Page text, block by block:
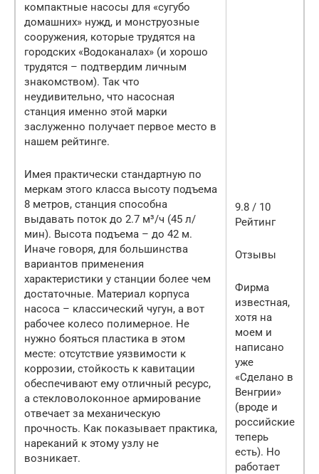
компактные насосы для «сугубо
домашних» нужд, и монструозные
сооружения, которые трудятся на
городских «Водоканалах» (и хорошо
трудятся – подтвердим личным
знакомством). Так что
неудивительно, что насосная
станция именно этой марки
заслуженно получает первое место в
нашем рейтинге.
Имея практически стандартную по
меркам этого класса высоту подъема
8 метров, станция способна
выдавать поток до 2.7 м³/ч (45 л/
мин). Высота подъема – до 42 м.
Иначе говоря, для большинства
вариантов применения
характеристики у станции более чем
достаточные. Материал корпуса
насоса – классический чугун, а вот
рабочее колесо полимерное. Не
нужно бояться пластика в этом
месте: отсутствие уязвимости к
коррозии, стойкость к кавитации
обеспечивают ему отличный ресурс,
а стекловолоконное армирование
отвечает за механическую
прочность. Как показывает практика,
нареканий к этому узлу не
возникает.
9.8 / 10
Рейтинг
Отзывы
Фирма
известная,
хотя на
моем и
написано
уже
«Сделано в
Венгрии»
(вроде и
российские
теперь
есть). Но
работает